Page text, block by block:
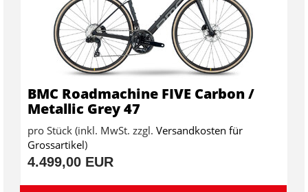
BMC Roadmachine FIVE Carbon /
Metallic Grey 47
pro Stück (inkl. MwSt. zzgl. Versandkosten für
Grossartikel)
4.499,00 EUR